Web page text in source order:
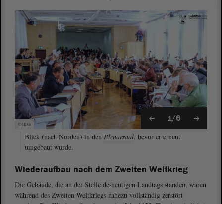
© ltlsa
1/6
Blick (nach Norden) in den Plenarsaal, bevor er erneut
umgebaut wurde.
Wiederaufbau nach dem Zweiten Weltkrieg
Die Gebäude, die an der Stelle desheutigen Landtags standen, waren
während des Zweiten Weltkriegs nahezu vollständig zerstört